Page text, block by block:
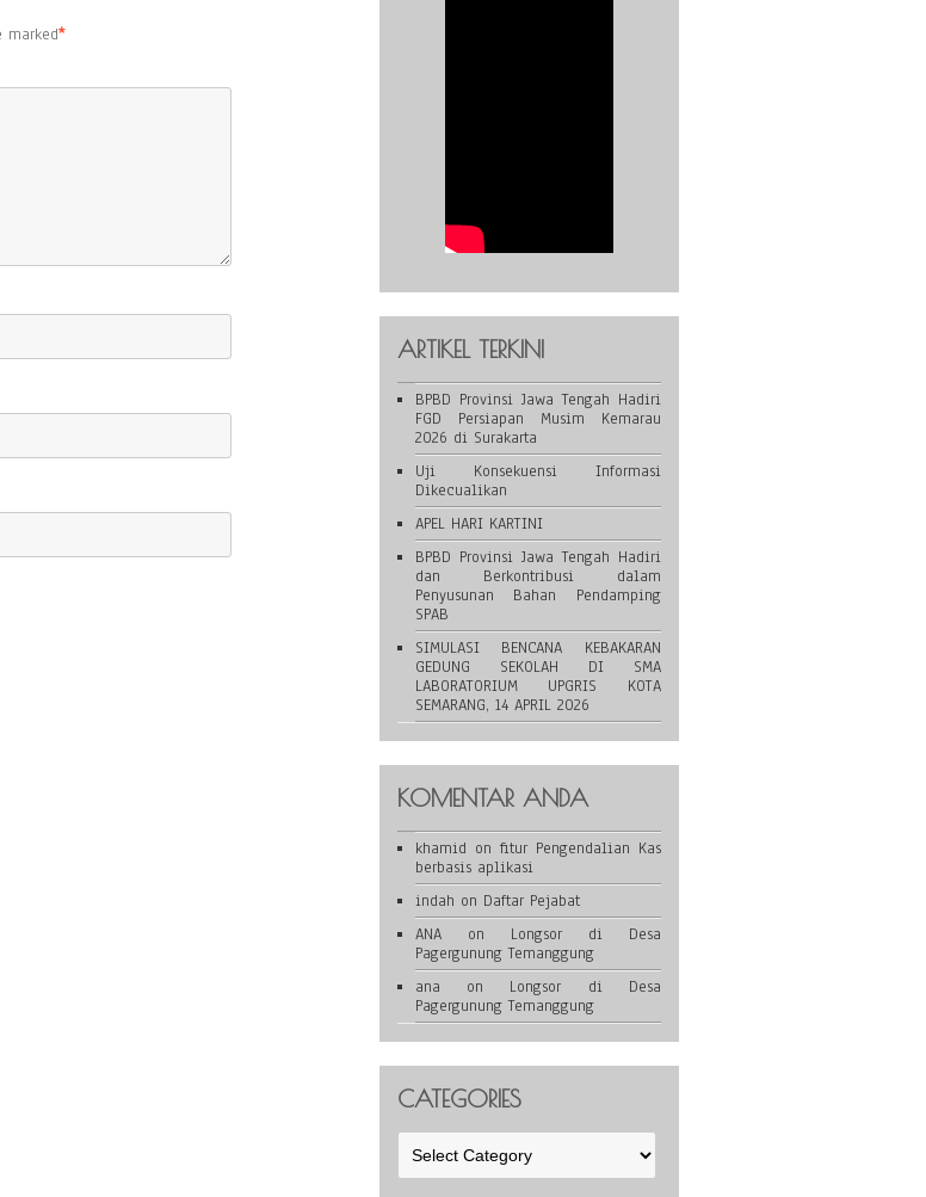
marked*
ARTIKEL TERKINI
BPBD Provinsi Jawa Tengah Hadiri
FGD Persiapan Musim Kemarau
2026 di Surakarta
Uji Konsekuensi Informasi
Dikecualikan
APEL HARI KARTINI
BPBD Provinsi Jawa Tengah Hadiri
dan Berkontribusi dalam
Penyusunan Bahan Pendamping
SPAB
SIMULASI BENCANA KEBAKARAN
GEDUNG SEKOLAH DI SMA
LABORATORIUM UPGRIS KOTA
SEMARANG, 14 APRIL 2026
KOMENTAR ANDA
khamid on fitur Pengendalian Kas
berbasis aplikasi
indah on Daftar Pejabat
ANAon Longsor di Desa
Pagergunung Temanggung
ana on Longsor di Desa
Pagergunung Temanggung
CATEGORIES
Categories